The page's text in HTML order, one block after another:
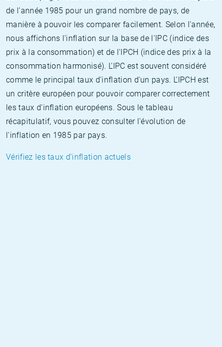
de l'année 1985 pour un grand nombre de pays, de
manière à pouvoir les comparer facilement. Selon l'année,
nous affichons l'inflation sur la base de l'IPC (indice des
prix à la consommation) et de l'IPCH (indice des prix à la
consommation harmonisé). L'IPC est souvent considéré
comme le principal taux d'inflation d'un pays. L'IPCH est
un critère européen pour pouvoir comparer correctement
les taux d'inflation européens. Sous le tableau
récapitulatif, vous pouvez consulter l'évolution de
l'inflation en 1985 par pays.
Vérifiez les taux d'inflation actuels